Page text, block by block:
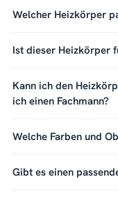
Welcher Heizkörper
Ist dieser Heizkörper
Kann ich den
ich einen Fachmann?
Welche Farben und
Gibt es einen